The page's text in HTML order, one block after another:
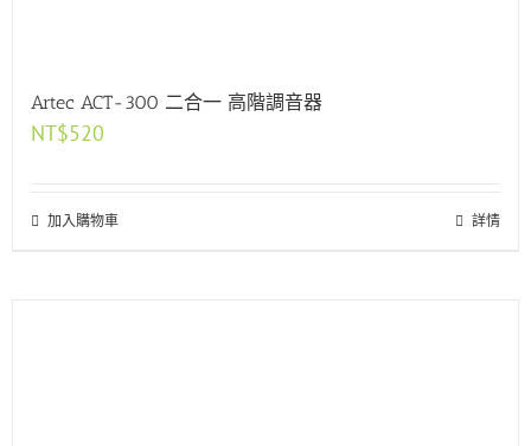
Artec ACT-300 二合一 高階調音器
NT$520
加入購物車 詳情